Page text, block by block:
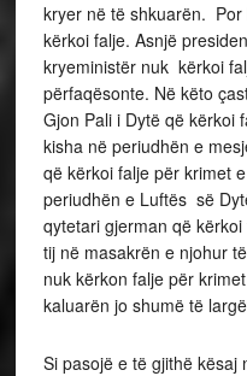
kryer në të shkuarën.
kërkoi falje. Asnjë
kryeministër nuk kërkoi
përfaqësonte. Në këto
Gjon Pali i Dytë që kërkoi
kisha në periudhën e
që kërkoi falje për krimet
periudhën e Luftës së
qytetari gjerman që
tij në masakrën e njohur
nuk kërkon falje për
kaluarën jo shumë të
Si pasojë e të gjithë kësaj